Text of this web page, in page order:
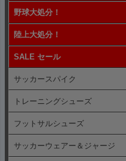
野球大処分！
陸上大処分！
SALE セール
サッカースパイク
トレーニングシューズ
フットサルシューズ
サッカーウェアー＆ジャージ